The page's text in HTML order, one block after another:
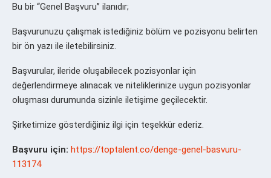
Bu bir “Genel Başvuru” ilanıdır;
Başvurunuzu çalışmak istediğiniz bölüm ve pozisyonu belirten
bir ön yazı ile iletebilirsiniz.
Başvurular, ileride oluşabilecek pozisyonlar için
değerlendirmeye alınacak ve niteliklerinize uygun pozisyonlar
oluşması durumunda sizinle iletişime geçilecektir.
Şirketimize gösterdiğiniz ilgi için teşekkür ederiz.
Başvuru için: https://toptalent.co/denge-genel-basvuru-
113174